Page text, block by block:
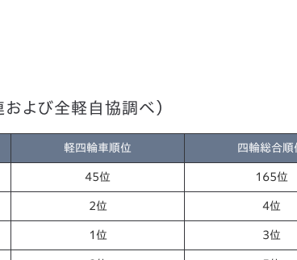
よび全軽自協調べ）
軽四輪車順位 四輪総合順
45位 165位
2位 4位
1位 3位